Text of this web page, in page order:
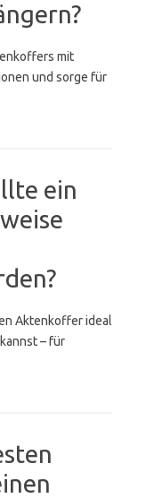
mit
und sorge für
ein
Aktenkoffer ideal
– für